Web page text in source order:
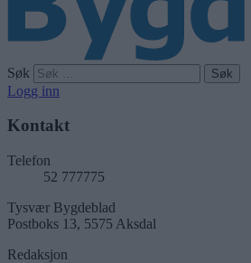
Søk
Logg inn
Kontakt
Telefon
52 777775
Tysvær Bygdeblad
Postboks 13, 5575 Aksdal
Redaksjon